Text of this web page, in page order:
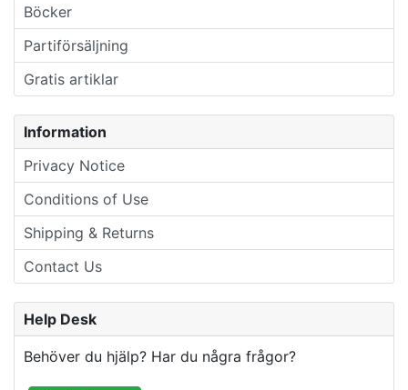
Böcker
Partiförsäljning
Gratis artiklar
Information
Privacy Notice
Conditions of Use
Shipping & Returns
Contact Us
Help Desk
Behöver du hjälp? Har du några frågor?